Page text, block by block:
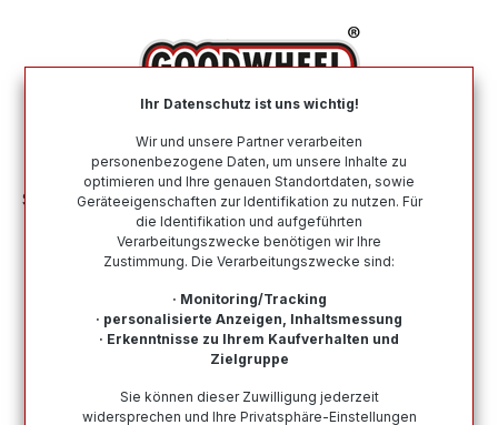
Sommerreifen Nach Größe 215 40 R16
Sommerreifen in der Größe 215 40
Bei Goodwheel finden Sie Sommerreifen renommierter
Top-Hersteller in der Größe 215 40 R16. Schneller
Reifenprofis & Kauf auf Rechnung möglich!
Ihr Datenschutz ist uns wichtig!
Wir und unsere Partner verarbeiten
personenbezogene Daten, um unsere Inhalte zu
optimieren und Ihre genauen Standortdaten, sowie
Geräteeigenschaften zur Identifikation zu nutzen. Für
die Identifikation und aufgeführten
Verarbeitungszwecke benötigen wir Ihre
Zustimmung. Die Verarbeitungszwecke sind:
· Monitoring/Tracking
· personalisierte Anzeigen, Inhaltsmessung
· Erkenntnisse zu Ihrem Kaufverhalten und
Zielgruppe
Sie können dieser Zuwilligung jederzeit
widersprechen und Ihre Privatsphäre-Einstellungen